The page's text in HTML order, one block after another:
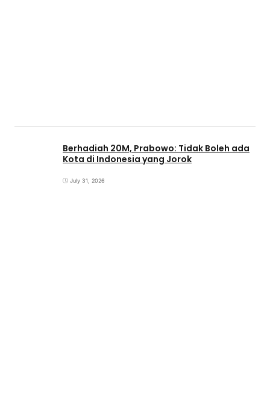
Berhadiah 20M, Prabowo: Tidak Boleh ada
Kota di Indonesia yang Jorok
July 31, 2026